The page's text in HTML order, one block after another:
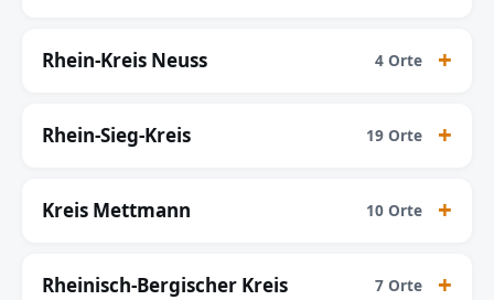
Rhein-Kreis Neuss 4 Orte
Rhein-Sieg-Kreis 19 Orte
Kreis Mettmann 10 Orte
Rheinisch-Bergischer Kreis 7 Orte